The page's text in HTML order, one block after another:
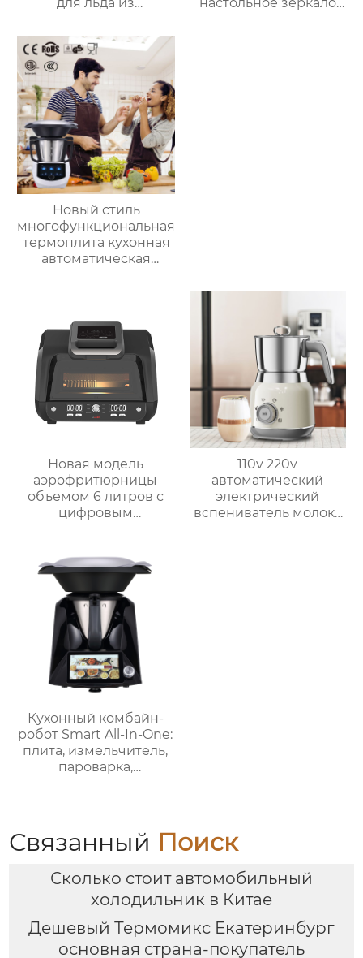
изоляционные
ведерки,
многослойное
приготовление льда,
быстрое
высвобождение,
бытовые
льдогенераторы
Новый стиль
многофункциональная
термоплита кухонная
автоматическая
новый термомиксер t6
Новая модель
аэрофритюрницы
объемом 6 литров с
цифровым
функциями Духовка
Электрическая
интеллектуальная
воздушная
фритюрница
Хрустящий Готовит
без масла
110v 220v
автоматический
электрический
вспениватель молока
Кухонный комбайн-
робот Smart All-In-One:
плита, измельчитель,
пароварка,
взвешивание
Связанный Поиск
Сколько стоит автомобильный
холодильник в Китае
Дешевый Термомикс Екатеринбург
основная страна-покупатель